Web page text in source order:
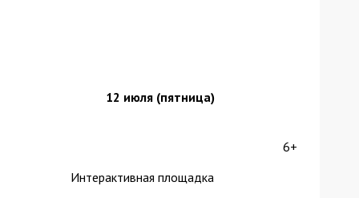
12 июля (пятница)
Интерактивная площадка
6+